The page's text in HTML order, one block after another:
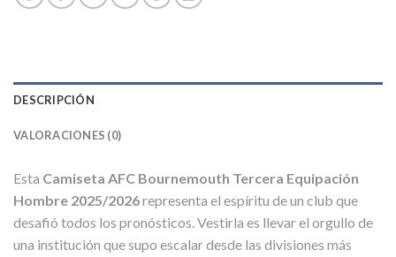
DESCRIPCIÓN
VALORACIONES (0)
Esta Camiseta AFC Bournemouth Tercera Equipación
Hombre 2025/2026representa el espíritu de un club que
desafió todos los pronósticos. Vestirla es llevar el orgullo de
una institución que supo escalar desde las divisiones más